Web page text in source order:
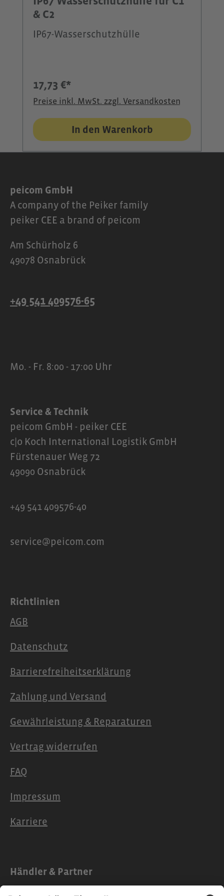
& C2
IP67-Wasserschutzhülle
17,73 €*
Preise inkl. MwSt. zzgl. Versandkosten
In den Warenkorb
peicom GmbH
A company of the Peiker family
peiker CEE a brand of peicom
Am Schürholz 6
49078 Osnabrück
+49 541 409576-65
Mo. - Fr. 8:00 - 17:00 Uhr
Service & Technik
peicom GmbH - peiker CEE
c|o Koch International Logistik GmbH
Fürstenauer Weg 72
49090 Osnabrück
+49 541 409576-40
service@peicom.com
Richtlinien
AGB
Datenschutz
Barrierefreiheitserklärung
Zahlung und Versand
Gewährleistung & Reparaturen
Vertrag widerrufen
FAQ
Impressum
Karriere
Händler & Partner